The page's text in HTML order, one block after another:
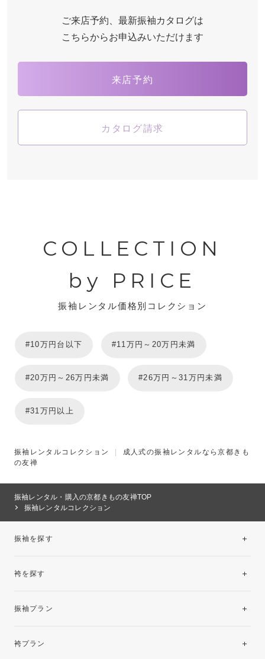
ご来店予約、最新振袖カタログは
こちらからお申込みいただけます
来店予約
カタログ請求
COLLECTION
by PRICE
振袖レンタル価格別コレクション
#10万円台以下 #11万円～20万円未満
#20万円～26万円未満 #26万円～31万円未満
#31万円以上
振袖レンタルコレクション
成人式の振袖レンタルなら京都きも
の友禅
振袖レンタル・購入の京都きもの友禅TOP
振袖レンタルコレクション
振袖を探す
袴を探す
振袖プラン
レンタルプラン
袴プラン